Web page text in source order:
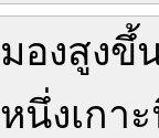
มองสูงขึ้
หนึ่งเกาะ